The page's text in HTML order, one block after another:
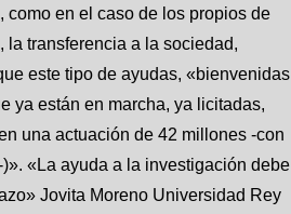
en el caso de los propios de
la transferencia a la sociedad,
este tipo de ayudas, «bienvenidas
ya están en marcha, ya licitadas,
una actuación de 42 millones -con
«La ayuda a la investigación debe
Jovita Moreno Universidad Rey